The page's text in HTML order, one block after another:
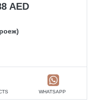
AED
WHATSAPP